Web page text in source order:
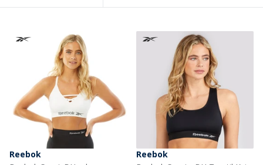
Reebok
Reebok